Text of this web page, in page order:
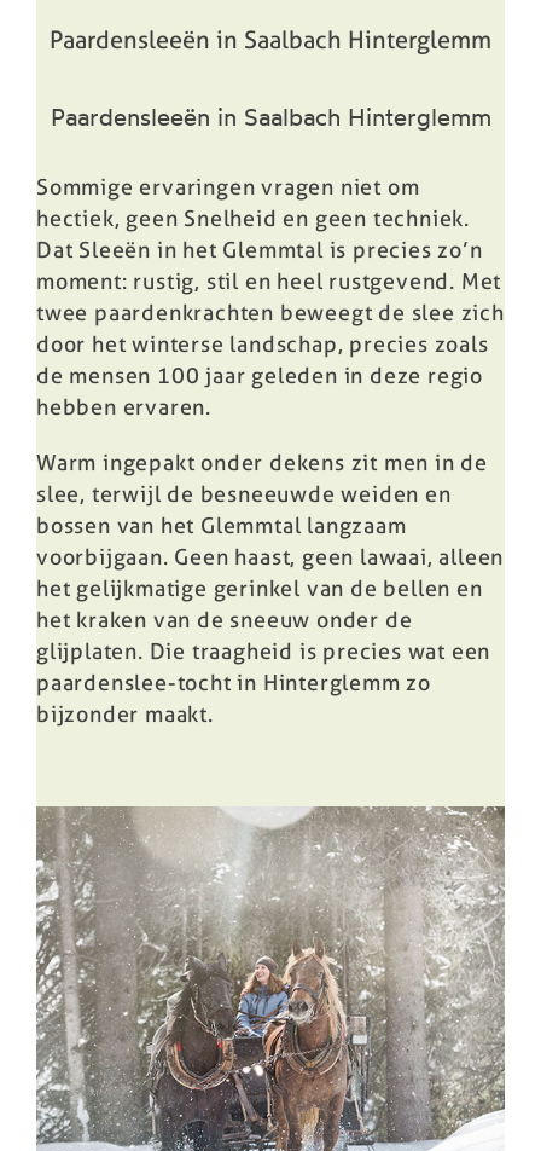
Paardensleeën in Saalbach Hinterglemm
Paardensleeën in Saalbach Hinterglemm
Sommige ervaringenvragen niet om
hectiek, geen Snelheid en geen techniek.
Dat Sleeën in het Glemmtal is precies zo’n
moment: rustig, stil en heel rustgevend. Met
twee paardenkrachten beweegt de slee zich
door hetwinterse landschap, precies zoals
de mensen 100 jaar geleden in deze regio
hebben ervaren.
Warm ingepakt onder dekens zit men in de
slee, terwijl de besneeuwdeweiden en
bossen van het Glemmtal langzaam
voorbijgaan. Geen haast, geen lawaai, alleen
het gelijkmatige gerinkel van de bellen en
het kraken van de sneeuw onder de
glijplaten. Die traagheid is precies wat een
paardenslee-tocht in Hinterglemm zo
bijzonder maakt.